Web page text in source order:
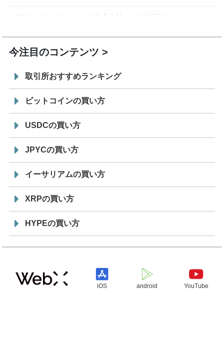
7/29
SBI VCトレード株式会社
信託型円建てステーブル
今注目のコンテンツ
取引所おすすめランキング
ビットコインの買い方
USDCの買い方
JPYCの買い方
イーサリアムの買い方
XRPの買い方
HYPEの買い方
iOS android YouTube